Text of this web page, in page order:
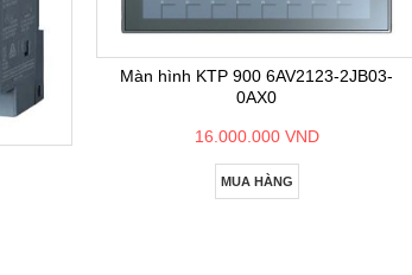
Màn hình KTP 900 6AV2123-2JB03-
0AX0
16.000.000 VND
MUA HÀNG